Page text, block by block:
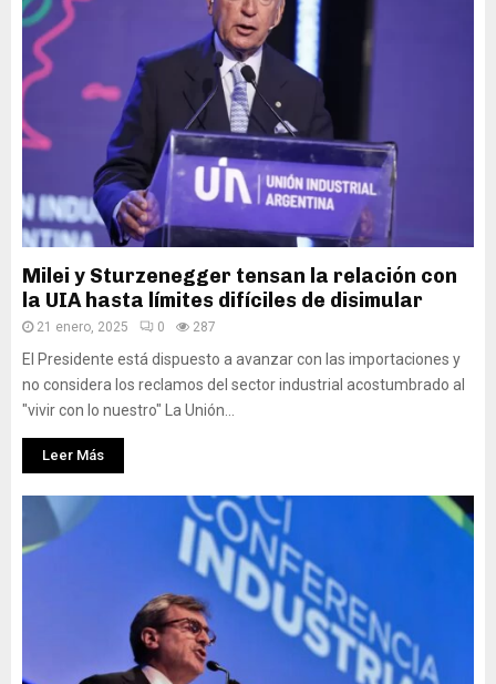
Milei y Sturzenegger tensan la relación con
la UIA hasta límites difíciles de disimular
21 enero, 2025 0 287
El Presidente está dispuesto a avanzar con las importaciones y
no considera los reclamos del sector industrial acostumbrado al
"vivir con lo nuestro" La Unión...
Leer Más